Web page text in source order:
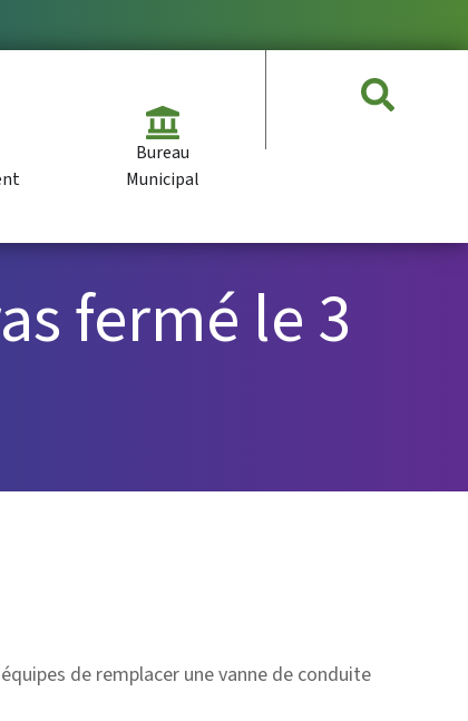
Bureau
Municipal
fermé le 3
de remplacer une vanne de conduite